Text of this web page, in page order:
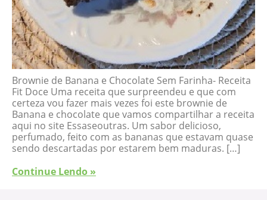
Brownie de Banana e Chocolate Sem Farinha- Receita
Fit Doce Uma receita que surpreendeu e que com
certeza vou fazer mais vezes foi este brownie de
Banana e chocolate que vamos compartilhar a receita
aqui no site Essaseoutras. Um sabor delicioso,
perfumado, feito com as bananas que estavam quase
sendo descartadas por estarem bem maduras. […]
Continue Lendo »